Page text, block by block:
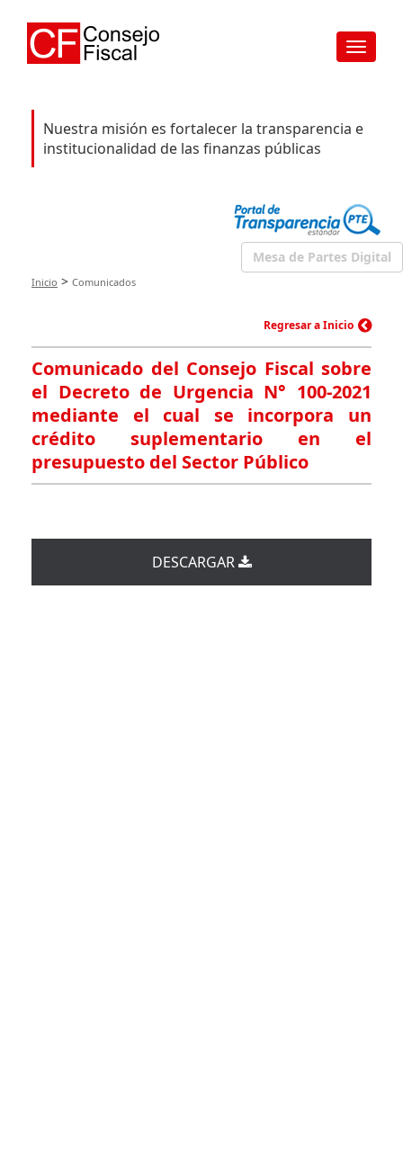
Toggle
Nuestra misión es fortalecer la transparencia e
institucionalidad de las finanzas públicas
Mesa de Partes Digital
Inicio > Comunicados
Regresar a Inicio
Comunicado del Consejo Fiscal sobre
el Decreto de Urgencia N° 100-2021
mediante el cual se incorpora un
crédito suplementario en el
presupuesto del Sector Público
DESCARGAR